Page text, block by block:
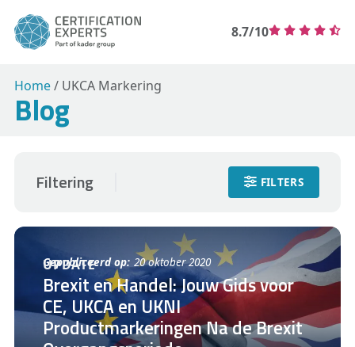
8.7/10
Home/ UKCA Markering
Blog
Filtering FILTERS
Gepubliceerd op: 20 oktober 2020
UPDATE
Brexit en Handel: Jouw Gids voor
CE, UKCA en UKNI
Productmarkeringen Na de Brexit